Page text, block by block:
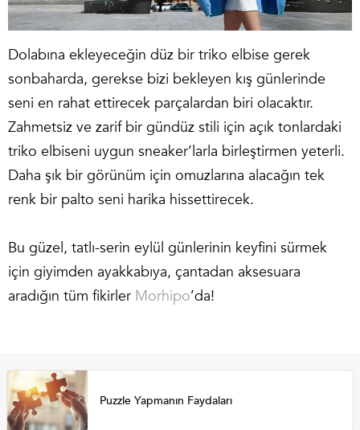
Dolabına ekleyeceğin düz bir triko elbise gerek
sonbaharda, gerekse bizi bekleyen kış günlerinde
seni en rahat ettirecek parçalardan biri olacaktır.
Zahmetsiz ve zarif bir gündüz stili için açık tonlardaki
triko elbiseni uygun sneaker’larla birleştirmen yeterli.
Daha şık bir görünüm için omuzlarına alacağın tek
renk bir palto seni harika hissettirecek.
Bu güzel, tatlı-serin eylül günlerinin keyfini sürmek
için giyimden ayakkabıya, çantadan aksesuara
aradığın tüm fikirler Morhipo’da!
Puzzle Yapmanın Faydaları